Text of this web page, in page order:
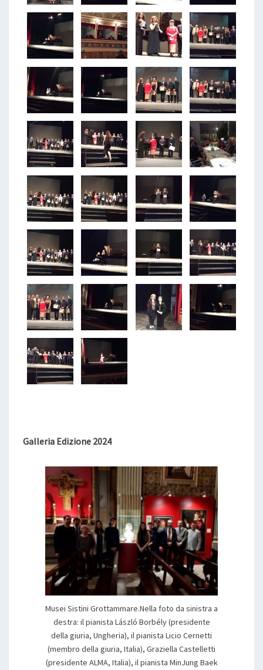
Galleria Edizione 2024
Musei Sistini Grottammare.Nella foto da sinistra a
destra: il pianista László Borbély (presidente
della giuria, Ungheria), il pianista Licio Cernetti
(membro della giuria, Italia), Graziella Castelletti
(presidente ALMA, Italia), il pianista MinJung Baek